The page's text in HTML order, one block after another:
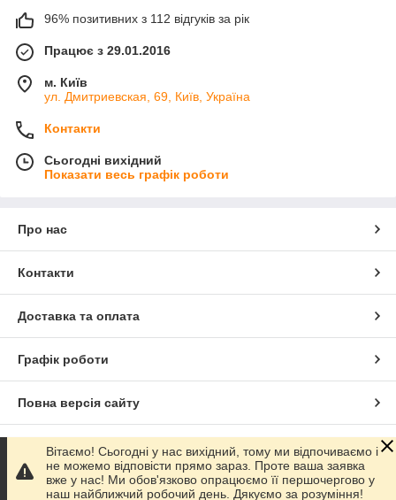
96% позитивних з 112 відгуків за рік
Працює з 29.01.2016
м. Київ
ул. Дмитриевская, 69, Київ, Україна
Контакти
Сьогодні вихідний
Показати весь графік роботи
Про нас
Контакти
Доставка та оплата
Графік роботи
Повна версія сайту
Сайт створено на маркетплейсі Prom.ua
Політика конфіденційності
Вітаємо! Сьогодні у нас вихідний, тому ми відпочиваємо і
не можемо відповісти прямо зараз. Проте ваша заявка
вже у нас! Ми обов'язково опрацюємо її першочергово у
наш найближчий робочий день. Дякуємо за розуміння!